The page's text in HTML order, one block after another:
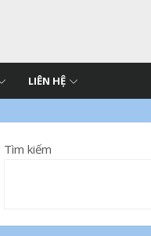
LIÊN HỆ
Tìm kiếm